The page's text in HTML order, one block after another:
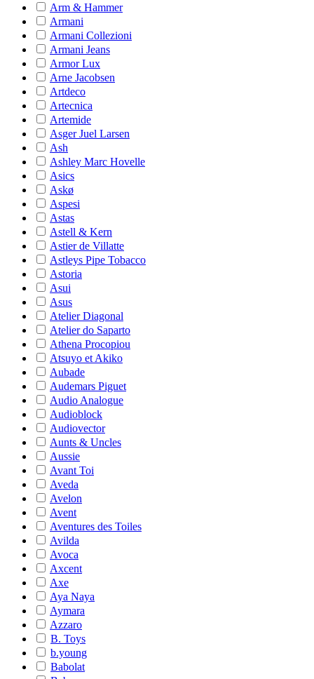
Arm & Hammer
Armani
Armani Collezioni
Armani Jeans
Armor Lux
Arne Jacobsen
Artdeco
Artecnica
Artemide
Asger Juel Larsen
Ash
Ashley Marc Hovelle
Asics
Askø
Aspesi
Astas
Astell & Kern
Astier de Villatte
Astleys Pipe Tobacco
Astoria
Asui
Asus
Atelier Diagonal
Atelier do Saparto
Athena Procopiou
Atsuyo et Akiko
Aubade
Audemars Piguet
Audio Analogue
Audioblock
Audiovector
Aunts & Uncles
Aussie
Avant Toi
Aveda
Avelon
Avent
Aventures des Toiles
Avilda
Avoca
Axcent
Axe
Aya Naya
Aymara
Azzaro
B. Toys
b.young
Babolat